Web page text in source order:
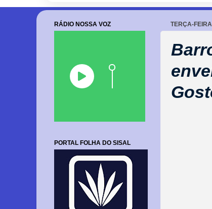
TERÇA-
RÁDIO NOSSA VOZ
PORTAL FOLHA DO SISAL